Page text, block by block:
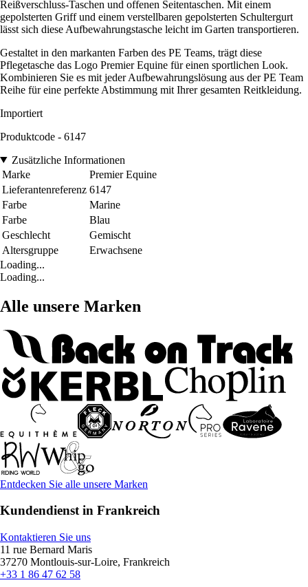
Reißverschluss-Taschen und offenen Seitentaschen. Mit einem
gepolsterten Griff und einem verstellbaren gepolsterten Schultergurt
lässt sich diese Aufbewahrungstasche leicht im Garten transportieren.
Gestaltet in den markanten Farben des PE Teams, trägt diese
Pflegetasche das Logo Premier Equine für einen sportlichen Look.
Kombinieren Sie es mit jeder Aufbewahrungslösung aus der PE Team
Reihe für eine perfekte Abstimmung mit Ihrer gesamten Reitkleidung.
Importiert
Produktcode - 6147
Zusätzliche Informationen
Marke
Premier Equine
Lieferantenreferenz 6147
Farbe
Marine
Farbe
Blau
Geschlecht
Gemischt
Altersgruppe
Erwachsene
Loading...
Loading...
Alle unsere Marken
Entdecken Sie alle unsere Marken
Kundendienst in Frankreich
Kontaktieren Sie uns
11 rue Bernard Maris
37270 Montlouis-sur-Loire, Frankreich
+33 1 86 47 62 58